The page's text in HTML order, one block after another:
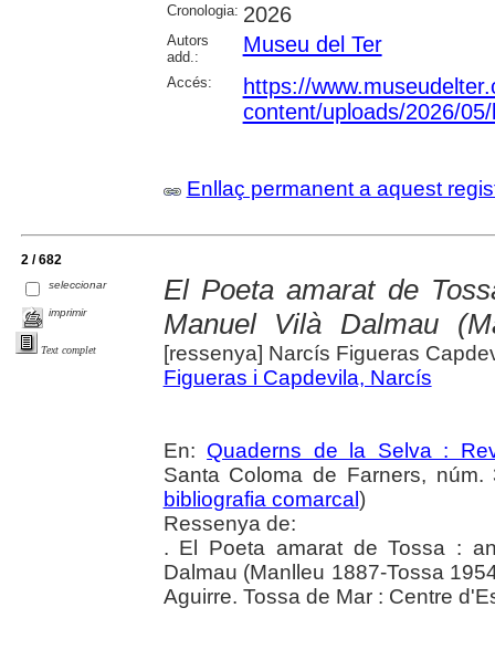
Cronologia: 2026
Autors
add.:
Museu del Ter
Accés:
https://
content/uploads/2026/
Enllaç permanent a aquest
2 / 682
seleccionar
imprimir
Text complet
El Poeta amarat de
Manuel Vilà Dalmau
[ressenya] Narcís Figueras
Figueras i Capdevila, Narcís
En: Quaderns de la Selva :
Santa Coloma de Farners,
bibliografia comarcal )
Ressenya de:
. El Poeta amarat de Tossa :
Dalmau (Manlleu 1887-Tossa
Aguirre. Tossa de Mar : Centre